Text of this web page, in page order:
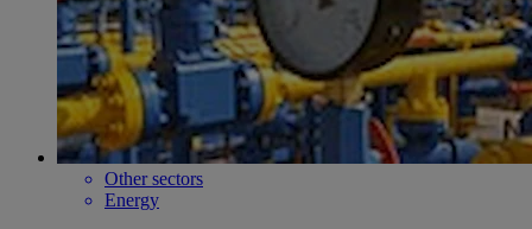
Other sectors
Energy